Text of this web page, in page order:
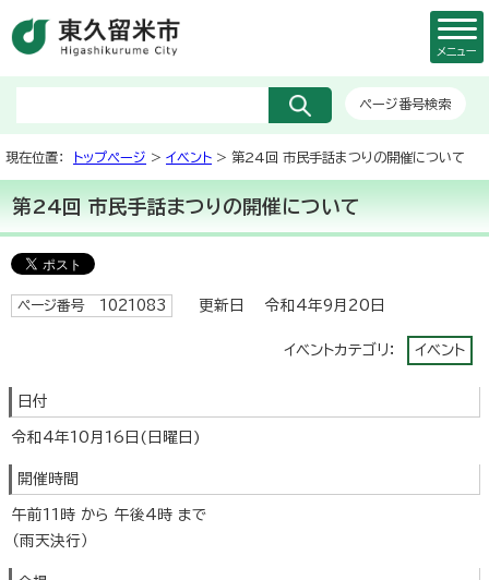
ページ番号検索
メニュー
現在位置： トップページ > イベント > 第24回 市民手話まつりの開催について
第24回 市民手話まつりの開催について
ページ番号 1021083 更新日 令和4年9月20日
イベントカテゴリ： イベント
日付
令和4年10月16日(日曜日)
開催時間
午前11時 から 午後4時 まで
（雨天決行）